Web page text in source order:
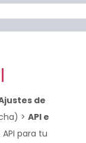
de
> API e
para tu